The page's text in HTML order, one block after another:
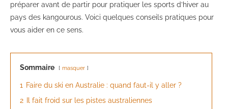
préparer avant de partir pour pratiquer les sports d’hiver au
pays des kangourous. Voici quelques conseils pratiques pour
vous aider en ce sens.
Sommaire masquer
1 Faire du ski en Australie : quand faut-il y aller ?
2
Il fait froid sur les pistes australiennes